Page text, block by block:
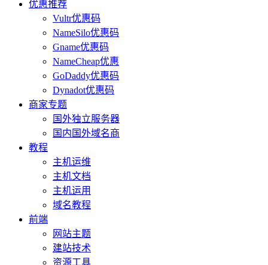
优惠推荐
Vultr优惠码
NameSilo优惠码
Gname优惠码
NameCheap优惠
GoDaddy优惠码
Dynadot优惠码
商家专题
国外独立服务器
国内国外域名商
教程
主机运维
主机文档
主机运用
域名教程
前端
网站主题
建站技术
资源工具